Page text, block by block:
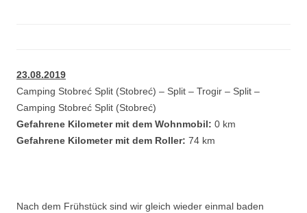
23.08.2019
Camping Stobreć Split (Stobreć) – Split – Trogir – Split –
Camping Stobreć Split (Stobreć)
Gefahrene Kilometer mit dem Wohnmobil: 0 km
Gefahrene Kilometer mit dem Roller: 74 km
Nach dem Frühstück sind wir gleich wieder einmal baden